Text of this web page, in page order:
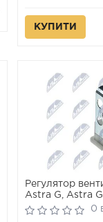
КУПИТИ
Регулятор
Astra G, Astra
H Gtc, Zafira A,
B/Minivan,
0